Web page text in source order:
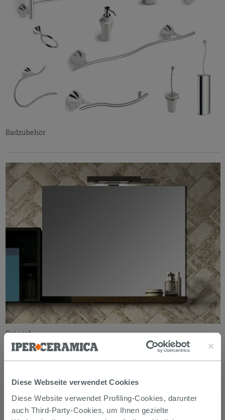
Diese Webseite verwendet Cookies
Diese Website verwendet Profiling-Cookies, darunter
auch Third-Party-Cookies, um Ihnen gezielte
Badzubehör
Spiegel